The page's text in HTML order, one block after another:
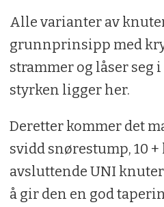
Alle varianter av
grunnprinsipp med
strammer og låser seg
styrken ligger her.
Deretter kommer det
svidd snørestump, 10
avsluttende UNI
å gir den en god